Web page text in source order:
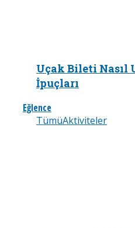
Uçak Bileti Nasıl
İpuçları
Eğlence
TümüAktiviteler